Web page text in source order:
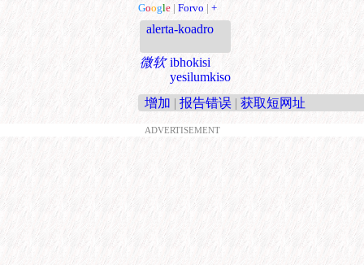
Google | Forvo | +
alerta-koadro
微软 ibhokisi
yesilumkiso
增加 | 报告错误 | 获取短网址
ADVERTISEMENT